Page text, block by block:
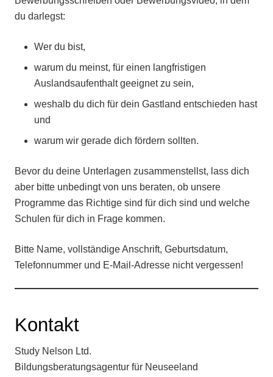
du darlegst:
Wer du bist,
warum du meinst, für einen langfristigen
Auslandsaufenthalt geeignet zu sein,
weshalb du dich für dein Gastland entschieden hast
und
warum wir gerade dich fördern sollten.
Bevor du deine Unterlagen zusammenstellst, lass dich
aber bitte unbedingt von uns beraten, ob unsere
Programme das Richtige sind für dich sind und welche
Schulen für dich in Frage kommen.
Bitte Name, vollständige Anschrift, Geburtsdatum,
Telefonnummer und E-Mail-Adresse nicht vergessen!
Kontakt
Study Nelson Ltd.
Bildungsberatungsagentur für Neuseeland